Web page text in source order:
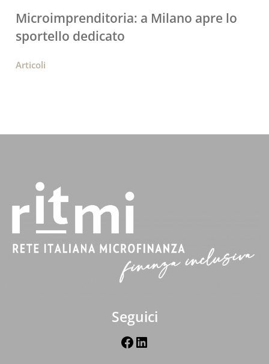
Microimprenditoria: a Milano apre lo
sportello dedicato
Articoli
Seguici
Facebook